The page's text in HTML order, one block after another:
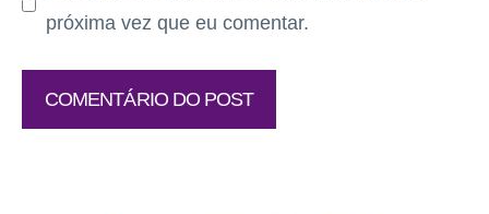
próxima vez que eu comentar.